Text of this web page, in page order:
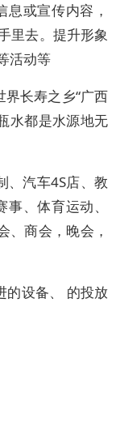
息或宣传内容，
里去。提升形象
活动等
长寿之乡“广西
水都是水源地无
、汽车4S店、教
、体育运动、
、商会，晚会，
的设备、 的投放